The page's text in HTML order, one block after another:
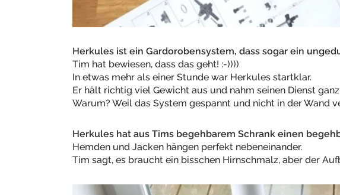
Herkules ist ein Gardorobensystem, dass sogar ein
Tim hat bewiesen, dass das geht! :-))))
In etwas mehr als einer Stunde war Herkules startklar.
Er hält richtig viel Gewicht aus und nahm seinen Dienst
Warum? Weil das System gespannt und nicht in der Wand
Herkules hat aus Tims begehbarem Schrank einen
Hemden und Jacken hängen perfekt nebeneinander.
Tim sagt, es braucht ein bisschen Hirnschmalz, aber der